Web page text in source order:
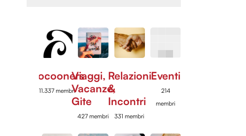
Cocooners
11.337 membri
Viaggi,
Vacanze,
Gite
427 membri
Relazioni
&
Incontri
331 membri
Eventi
214
membri